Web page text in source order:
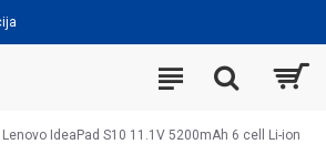
IdeaPad S10 11.1V 5200mAh 6 cell Li-ion